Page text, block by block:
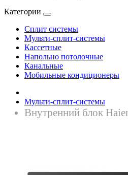
Категории
Сплит системы
Мульти-сплит-системы
Кассетные
Напольно потолочные
Канальные
Мобильные кондиционеры
Мульти-сплит-системы
Внутренний блок